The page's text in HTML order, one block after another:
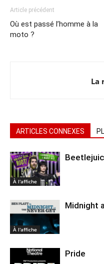
Article précédent
Où est passé l’homme à la
moto ?
La
ARTICLES CONNEXES
À l'affiche
À l'affiche
Midnight
Pride